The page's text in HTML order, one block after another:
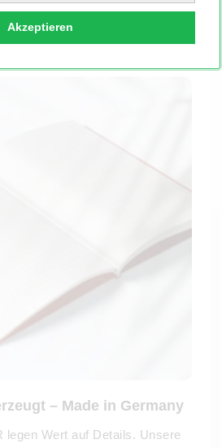
Akzeptieren
Auswahl an Franchises, die
veredeln kannst.
– Made in Germany
legen Wert auf Details. Unsere